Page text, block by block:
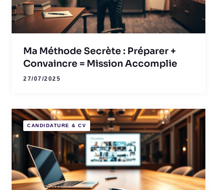
Ma Méthode Secrète : Préparer +
Convaincre = Mission Accomplie
27/07/2025
CANDIDATURE & CV